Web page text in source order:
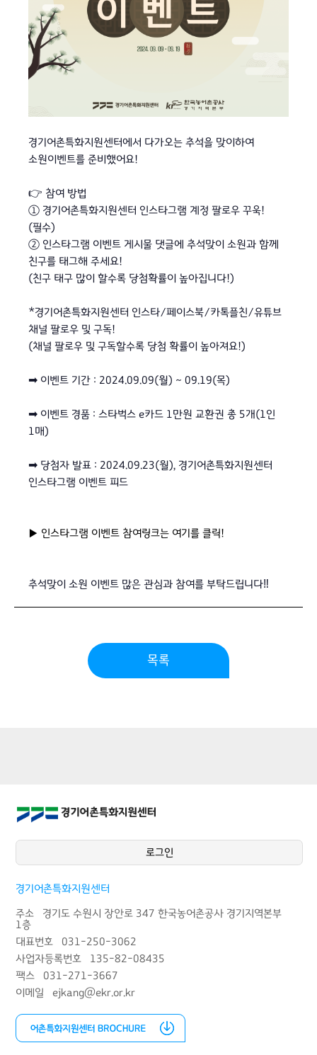
경기어촌특화지원센터에서 다가오는 추석을 맞이하여
소원이벤트를 준비했어요!
👉 참여 방법
① 경기어촌특화지원센터 인스타그램 계정 팔로우 꾸욱!
(필수)
② 인스타그램 이벤트 게시물 댓글에 추석맞이 소원과 함께
친구를 태그해 주세요!
(친구 태구 많이 할수록 당첨확률이 높아집니다!)
*경기어촌특화지원센터 인스타/페이스북/카톡플친/유튜브
채널 팔로우 및 구독!
(채널 팔로우 및 구독할수록 당첨 확률이 높아져요!)
➡ 이벤트 기간 : 2024.09.09(월) ~ 09.19(목)
➡ 이벤트 경품 : 스타벅스 e카드 1만원 교환권 총 5개(1인
1매)
➡ 당첨자 발표 : 2024.09.23(월), 경기어촌특화지원센터
인스타그램 이벤트 피드
▶ 인스타그램 이벤트 참여링크는 여기를 클릭!
추석맞이 소원 이벤트 많은 관심과 참여를 부탁드립니다‼
목록
로그인
경기어촌특화지원센터
주소 경기도 수원시 장안로 347 한국농어촌공사 경기지역본부
1층
대표번호 031-250-3062
사업자등록번호 135-82-08435
팩스 031-271-3667
이메일 ejkang@ekr.or.kr